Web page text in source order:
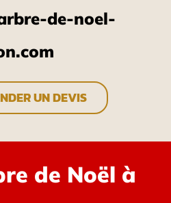
de-noel-
UN DEVIS
de Noël à